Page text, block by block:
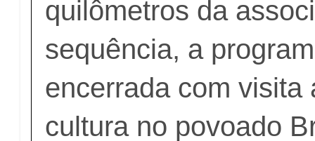
quilômetros da
sequência, a
encerrada com visita
cultura no povoado